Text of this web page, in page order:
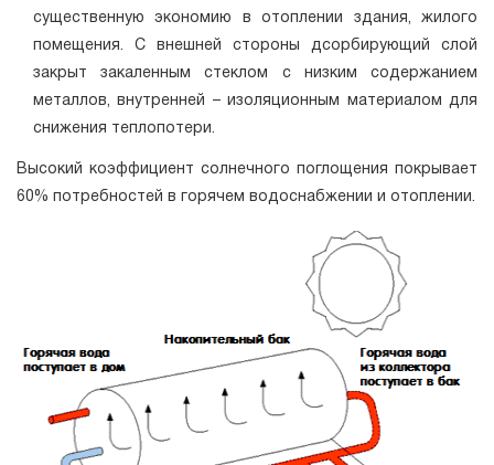
существенную экономию в отоплении здания, жилого
помещения. С внешней стороны дсорбирующий слой
закрыт закаленным стеклом с низким содержанием
металлов, внутренней – изоляционным материалом для
снижения теплопотери.
Высокий коэффициент солнечного поглощения покрывает
60% потребностей в горячем водоснабжении и отоплении.